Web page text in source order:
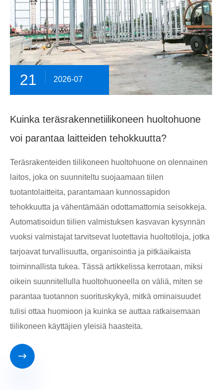
21 2026-07
Kuinka teräsrakennetiilikoneen huoltohuone
voi parantaa laitteiden tehokkuutta?
Teräsrakenteiden tiilikoneen huoltohuone on olennainen
laitos, joka on suunniteltu suojaamaan tiilen
tuotantolaitteita, parantamaan kunnossapidon
tehokkuutta ja vähentämään odottamattomia seisokkeja.
Automatisoidun tiilien valmistuksen kasvavan kysynnän
vuoksi valmistajat tarvitsevat luotettavia huoltotiloja, jotka
tarjoavat turvallisuutta, organisointia ja pitkäaikaista
toiminnallista tukea. Tässä artikkelissa kerrotaan, miksi
oikein suunnitellulla huoltohuoneella on väliä, miten se
parantaa tuotannon suorituskykyä, mitkä ominaisuudet
tulisi ottaa huomioon ja kuinka se auttaa ratkaisemaan
tiilikoneen käyttäjien yleisiä haasteita.
